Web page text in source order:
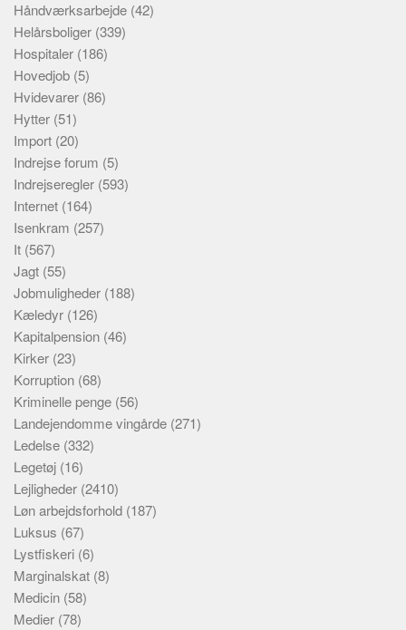
Håndværksarbejde (42)
Helårsboliger (339)
Hospitaler (186)
Hovedjob (5)
Hvidevarer (86)
Hytter (51)
Import (20)
Indrejse forum (5)
Indrejseregler (593)
Internet (164)
Isenkram (257)
It (567)
Jagt (55)
Jobmuligheder (188)
Kæledyr (126)
Kapitalpension (46)
Kirker (23)
Korruption (68)
Kriminelle penge (56)
Landejendomme vingårde (271)
Ledelse (332)
Legetøj (16)
Lejligheder (2410)
Løn arbejdsforhold (187)
Luksus (67)
Lystfiskeri (6)
Marginalskat (8)
Medicin (58)
Medier (78)